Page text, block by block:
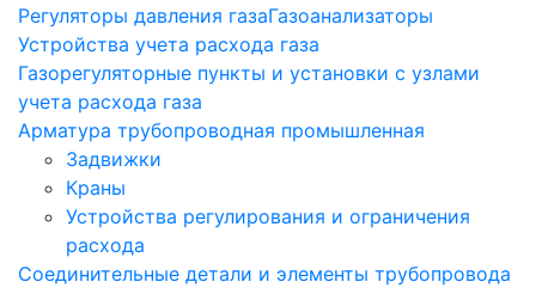
Регуляторы давления газаГазоанализаторы
Устройства учета расхода газа
Газорегуляторные пункты и установки с узлами
учета расхода газа
Арматура трубопроводная промышленная
Задвижки
Краны
Устройства регулирования и ограничения
расхода
Соединительные детали и элементы трубопровода